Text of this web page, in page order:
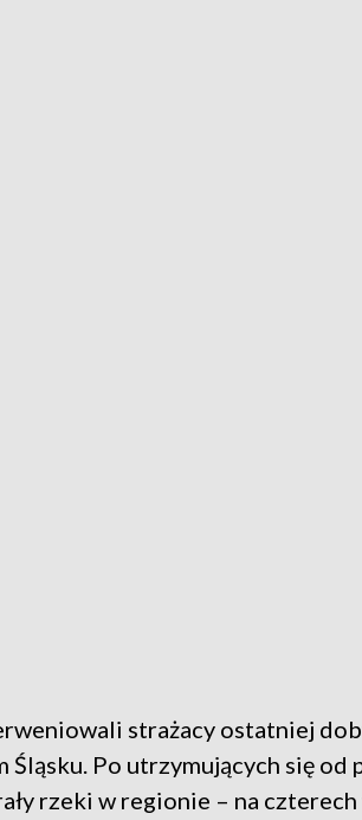
strażacy ostatniej
Śląsku. Po utrzymujących się od
rzeki w regionie – na